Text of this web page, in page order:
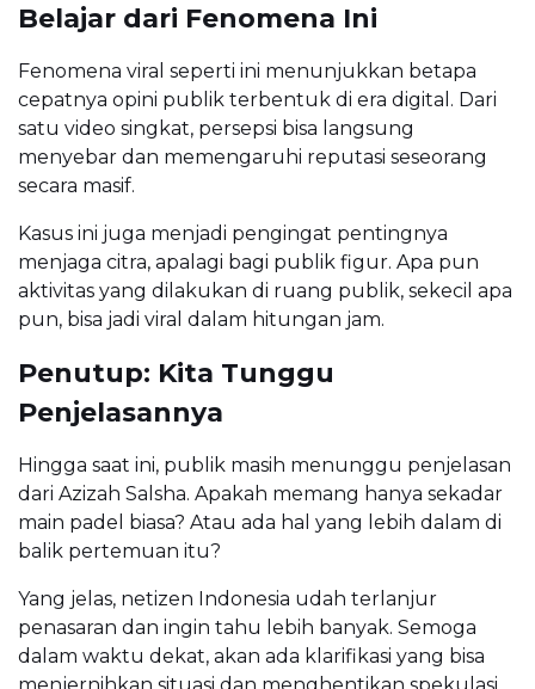
Belajar dari Fenomena Ini
Fenomena viral seperti ini menunjukkan betapa
cepatnya opini publik terbentuk di era digital. Dari
satu video singkat, persepsi bisa langsung
menyebar dan memengaruhi reputasi seseorang
secara masif.
Kasus ini juga menjadi pengingat pentingnya
menjaga citra, apalagi bagi publik figur. Apa pun
aktivitas yang dilakukan di ruang publik, sekecil apa
pun, bisa jadi viral dalam hitungan jam.
Penutup: Kita Tunggu
Penjelasannya
Hingga saat ini, publik masih menunggu penjelasan
dari Azizah Salsha. Apakah memang hanya sekadar
main padel biasa? Atau ada hal yang lebih dalam di
balik pertemuan itu?
Yang jelas, netizen Indonesia udah terlanjur
penasaran dan ingin tahu lebih banyak. Semoga
dalam waktu dekat, akan ada klarifikasi yang bisa